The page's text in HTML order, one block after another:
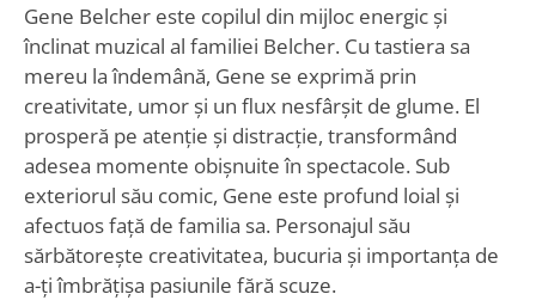
Gene Belcher este copilul din mijloc energic și
înclinat muzical al familiei Belcher. Cu tastiera sa
mereu la îndemână, Gene se exprimă prin
creativitate, umor și un flux nesfârșit de glume. El
prosperă pe atenție și distracție, transformând
adesea momente obișnuite în spectacole. Sub
exteriorul său comic, Gene este profund loial și
afectuos față de familia sa. Personajul său
sărbătorește creativitatea, bucuria și importanța de
a-ți îmbrățișa pasiunile fără scuze.